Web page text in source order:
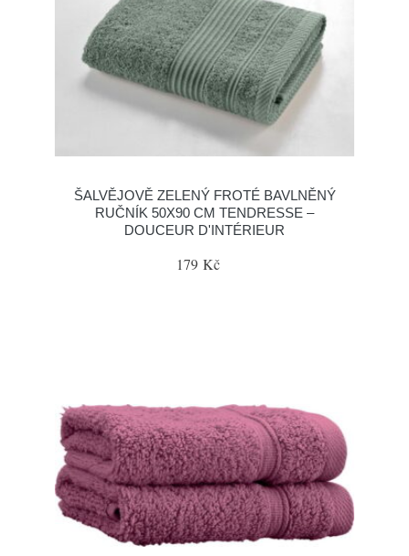
ŠALVĚJOVĚ ZELENÝ FROTÉ BAVLNĚNÝ
RUČNÍK 50X90 CM TENDRESSE –
DOUCEUR D'INTÉRIEUR
179 Kč